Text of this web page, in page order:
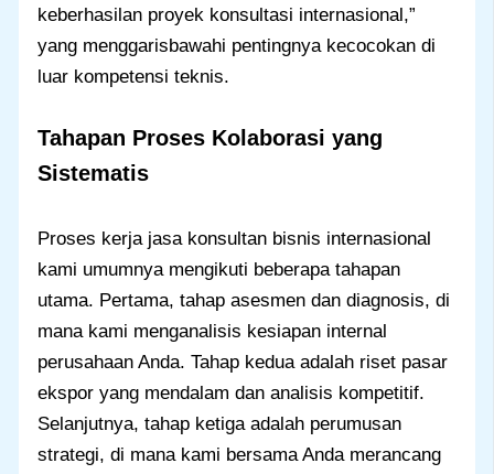
keberhasilan proyek konsultasi internasional,”
yang menggarisbawahi pentingnya kecocokan di
luar kompetensi teknis.
Tahapan Proses Kolaborasi yang
Sistematis
Proses kerja jasa konsultan bisnis internasional
kami umumnya mengikuti beberapa tahapan
utama. Pertama, tahap asesmen dan diagnosis, di
mana kami menganalisis kesiapan internal
perusahaan Anda. Tahap kedua adalah riset pasar
ekspor yang mendalam dan analisis kompetitif.
Selanjutnya, tahap ketiga adalah perumusan
strategi, di mana kami bersama Anda merancang